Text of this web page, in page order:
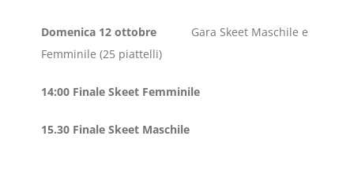
Domenica 12 ottobre Gara Skeet Maschile e
Femminile (25 piattelli)
14:00 Finale Skeet Femminile
15.30 Finale Skeet Maschile